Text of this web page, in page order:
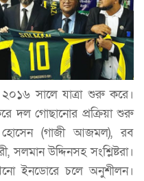
সালে যাত্রা শুরু করে।
দল গোছানোর প্রক্রিয়া শুরু
(গাজী আজমল), রব
উদ্দিনসহ সংশ্লিষ্টরা।
ইনডোরে চলে অনুশীলন।